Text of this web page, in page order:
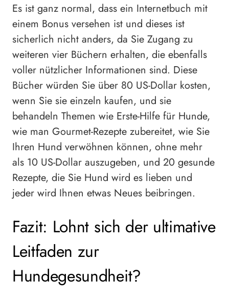
Es ist ganz normal, dass ein Internetbuch mit
einem Bonus versehen ist und dieses ist
sicherlich nicht anders, da Sie Zugang zu
weiteren vier Büchern erhalten, die ebenfalls
voller nützlicher Informationen sind. Diese
Bücher würden Sie über 80 US-Dollar kosten,
wenn Sie sie einzeln kaufen, und sie
behandeln Themen wie Erste-Hilfe für Hunde,
wie man Gourmet-Rezepte zubereitet, wie Sie
Ihren Hund verwöhnen können, ohne mehr
als 10 US-Dollar auszugeben, und 20 gesunde
Rezepte, die Sie Hund wird es lieben und
jeder wird Ihnen etwas Neues beibringen.
Fazit: Lohnt sich der ultimative
Leitfaden zur
Hundegesundheit?